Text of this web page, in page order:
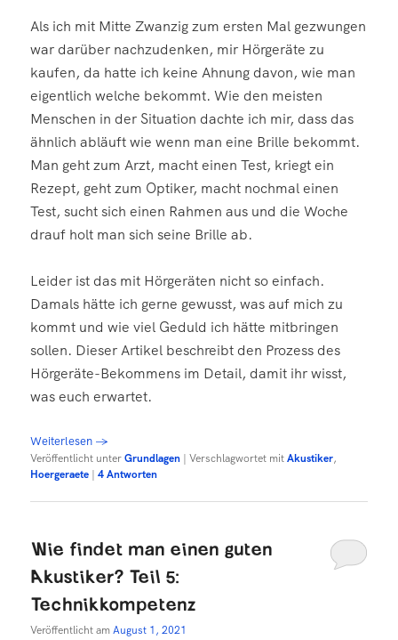
Als ich mit Mitte Zwanzig zum ersten Mal gezwungen
war darüber nachzudenken, mir Hörgeräte zu
kaufen, da hatte ich keine Ahnung davon, wie man
eigentlich welche bekommt. Wie den meisten
Menschen in der Situation dachte ich mir, dass das
ähnlich abläuft wie wenn man eine Brille bekommt.
Man geht zum Arzt, macht einen Test, kriegt ein
Rezept, geht zum Optiker, macht nochmal einen
Test, sucht sich einen Rahmen aus und die Woche
drauf holt man sich seine Brille ab.
Leider ist das mit Hörgeräten nicht so einfach.
Damals hätte ich gerne gewusst, was auf mich zu
kommt und wie viel Geduld ich hätte mitbringen
sollen. Dieser Artikel beschreibt den Prozess des
Hörgeräte-Bekommens im Detail, damit ihr wisst,
was euch erwartet.
Weiterlesen→
Veröffentlicht unterGrundlagen |Verschlagwortet mitAkustiker,
Hoergeraete |4Antworten
Wie findet man einen guten
Akustiker? Teil 5:
Technikkompetenz
Veröffentlicht amAugust 1, 2021